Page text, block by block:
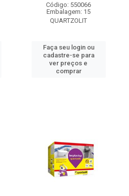
Código: 550066
Embalagem: 15
QUARTZOLIT
Faça seu login ou
cadastre-se para
ver preços e
comprar